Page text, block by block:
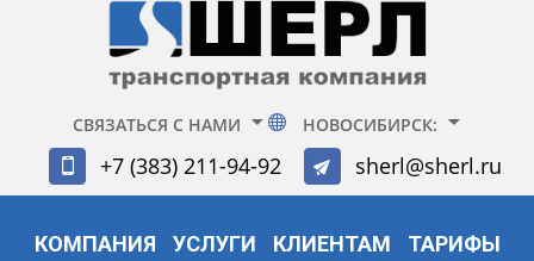
СВЯЗАТЬСЯ С НАМИ НОВОСИБИРСК:
+7 (383) 211-94-92 sherl@sherl.ru
КОМПАНИЯ УСЛУГИ КЛИЕНТАМ ТАРИФЫ